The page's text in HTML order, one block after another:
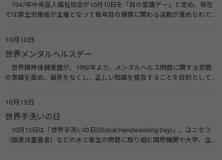
1947年中央盲人福祉協会が10月10日を「目の愛護デー」と定め、現在
では厚生労働省が主催となって毎年目の健康に関わる活動が進められて
会）
10月10日
世界メンタルヘルスデー
世界精神保健連盟が、1992年より、メンタルヘルス問題に関する世間
の意識を高め、偏見をなくし、正しい知識を普及することを目的として、
す。 関連リンク 世界メンタルヘルスデー（厚生労働省） 働く人のメンタ
ルヘルス・ポータルサイト「こころの耳」（厚生労働省）
10月15日
世界手洗いの日
10月15日は「世界手洗いの日(Global Handwashing Day)」。ユニセフ
（国連児童基金）などの水と衛生の問題に取り組む国際機関や大学、企